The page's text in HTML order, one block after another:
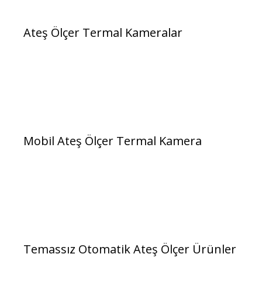
Ateş Ölçer Termal Kameralar
Mobil Ateş Ölçer Termal Kamera
Temassız Otomatik Ateş Ölçer Ürünler